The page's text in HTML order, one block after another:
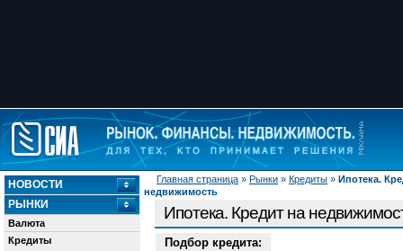
Главная страница » Рынки » Кредиты » Ипотека.
недвижимость
НОВОСТИ
РЫНКИ
Валюта
Кредиты
Ипотека. Кредит на
Подбор кредита: